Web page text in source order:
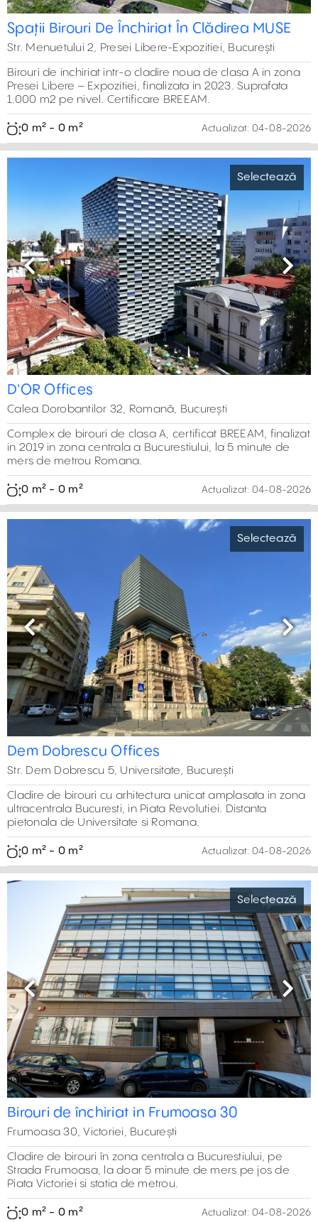
0 m²
5800 m²
0 m²
2203 m²
0 m²
0 m²
5
19
4 3
4
4
3
2
2
3
2
Spații Birouri De Închiriat În Clădirea MUSE
Str. Menuetului 2, Presei Libere-Expozitiei, București
Birouri de inchiriat intr-o cladire noua de clasa A in zona
Presei Libere – Expozitiei, finalizata in 2023. Suprafata
1.000 m2 pe nivel. Certificare BREEAM.
0 m² - 0 m² Actualizat: 04-08-2026
Selectează
Previous Next
D'OR Offices
Calea Dorobantilor 32, Romană, București
Complex de birouri de clasa A, certificat BREEAM, finalizat
in 2019 in zona centrala a Bucurestiului, la 5 minute de
mers de metrou Romana.
0 m² - 0 m² Actualizat: 04-08-2026
Selectează
Previous Next
Dem Dobrescu Offices
Str. Dem Dobrescu 5, Universitate, București
Cladire de birouri cu arhitectura unicat amplasata in zona
ultracentrala Bucuresti, in Piata Revolutiei. Distanta
pietonala de Universitate si Romana.
0 m² - 0 m² Actualizat: 04-08-2026
Selectează
Previous Next
Birouri de închiriat in Frumoasa 30
Frumoasa 30, Victoriei, București
Cladire de birouri în zona centrala a Bucurestiului, pe
Strada Frumoasa, la doar 5 minute de mers pe jos de
Piata Victoriei si statia de metrou.
0 m² - 0 m² Actualizat: 04-08-2026